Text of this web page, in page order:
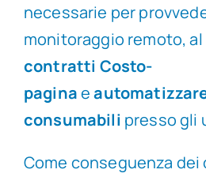
necessarie per
monitoraggio remoto,
contratti Costo-
paginae
consumabili presso gli
Come conseguenza dei